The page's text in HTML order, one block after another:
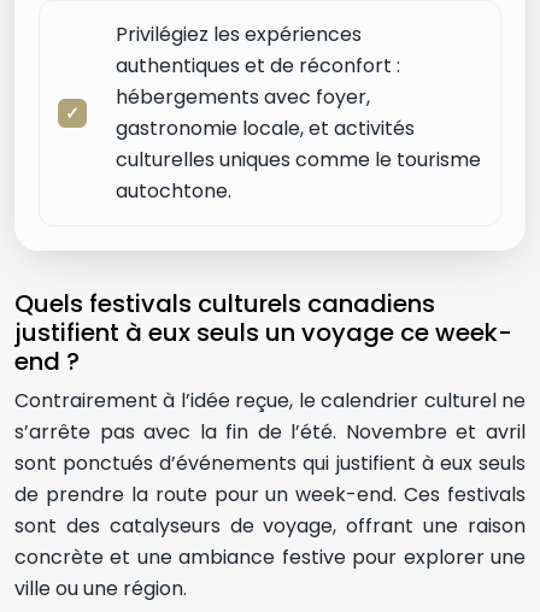
Privilégiez les expériences
authentiques et de réconfort :
hébergements avec foyer,
gastronomie locale, et activités
culturelles uniques comme le tourisme
autochtone.
Quels festivals culturels canadiens
justifient à eux seuls un voyage ce week-
end ?
Contrairement à l’idée reçue, le calendrier culturel ne
s’arrête pas avec la fin de l’été. Novembre et avril
sont ponctués d’événements qui justifient à eux seuls
de prendre la route pour un week-end. Ces festivals
sont des catalyseurs de voyage, offrant une raison
concrète et une ambiance festive pour explorer une
ville ou une région.